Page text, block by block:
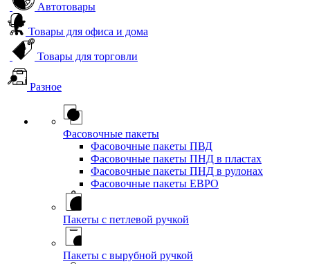
Автотовары
Товары для офиса и дома
Товары для торговли
Разное
Фасовочные пакеты
Фасовочные пакеты ПВД
Фасовочные пакеты ПНД в пластах
Фасовочные пакеты ПНД в рулонах
Фасовочные пакеты ЕВРО
Пакеты с петлевой ручкой
Пакеты с вырубной ручкой